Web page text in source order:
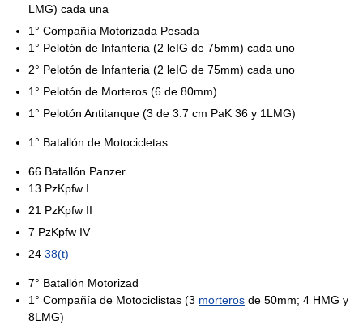
LMG) cada una
1° Compañía Motorizada Pesada
1° Pelotón de Infanteria (2 leIG de 75mm) cada uno
2° Pelotón de Infanteria (2 leIG de 75mm) cada uno
1° Pelotón de Morteros (6 de 80mm)
1° Pelotón Antitanque (3 de 3.7 cm PaK 36 y 1LMG)
1° Batallón de Motocicletas
66 Batallón Panzer
13 PzKpfw I
21 PzKpfw II
7 PzKpfw IV
24 38(t)
7° Batallón Motorizad
1° Compañía de Motociclistas (3 morteros de 50mm; 4 HMG y
8LMG)